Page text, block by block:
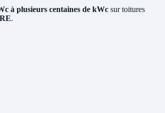
à plusieurs centaines de kWc sur toitures
.